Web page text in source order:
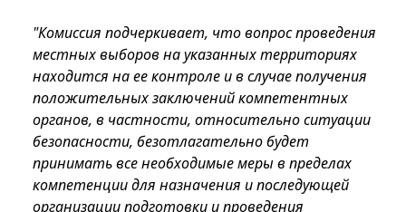
"Комиссия подчеркивает, что вопрос проведения
местных выборов на указанных территориях
находится на ее контроле и в случае получения
положительных заключений компетентных
органов, в частности, относительно ситуации
безопасности, безотлагательно будет
принимать все необходимые меры в пределах
компетенции для назначения и последующей
организации подготовки и проведения